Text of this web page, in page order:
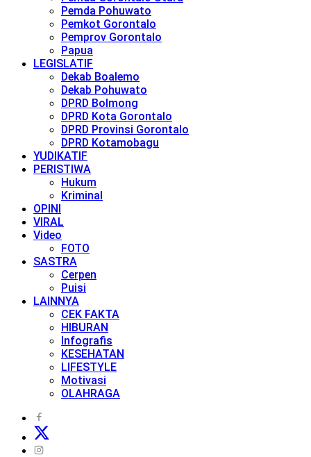
Pemda Pohuwato
Pemkot Gorontalo
Pemprov Gorontalo
Papua
LEGISLATIF
Dekab Boalemo
Dekab Pohuwato
DPRD Bolmong
DPRD Kota Gorontalo
DPRD Provinsi Gorontalo
DPRD Kotamobagu
YUDIKATIF
PERISTIWA
Hukum
Kriminal
OPINI
VIRAL
Video
FOTO
SASTRA
Cerpen
Puisi
LAINNYA
CEK FAKTA
HIBURAN
Infografis
KESEHATAN
LIFESTYLE
Motivasi
OLAHRAGA